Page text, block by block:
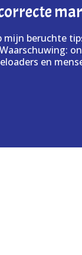
mijn beruchte
en